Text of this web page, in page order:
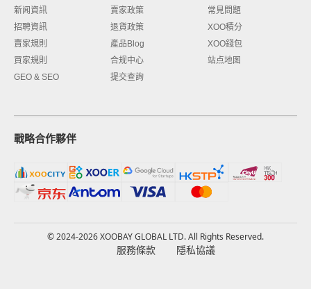
新闻資訊
招聘資訊
賣家規則
買家規則
GEO & SEO
賣家政策
退貨政策
產品Blog
合规中心
提交查詢
常見問題
XOO積分
XOO錢包
站点地图
戰略合作夥伴
© 2024-2026 XOOBAY GLOBAL LTD. All Rights Reserved.
服務條款 隱私協議